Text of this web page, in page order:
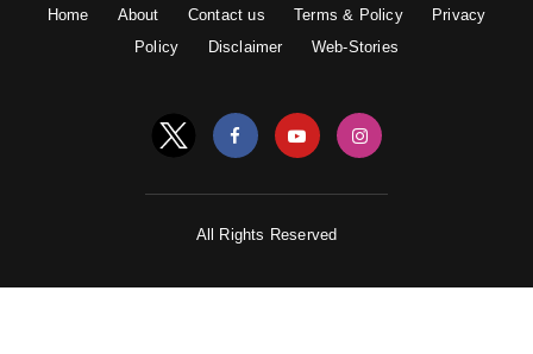
Home About Contact us Terms & Policy
Privacy
Policy
Disclaimer Web-Stories
All Rights Reserved